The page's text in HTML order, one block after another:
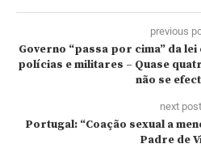
previous
Governo “passa por cima” da
polícias e militares – Quase
não se
next post
Portugal: “Coação sexual a
Padre de